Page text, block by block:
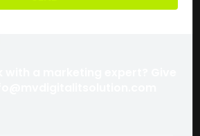
a marketing expert? Give